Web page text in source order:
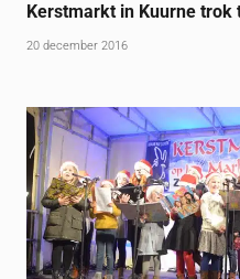
Kerstmarkt in Kuurne trok
20 december 2016